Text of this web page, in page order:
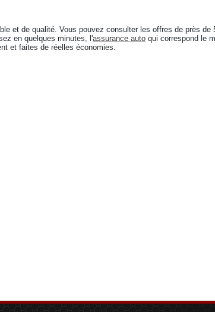
et de qualité. Vous pouvez consulter les offres de près de
en quelques minutes, l'assurance auto qui correspond le
et faites de réelles économies.